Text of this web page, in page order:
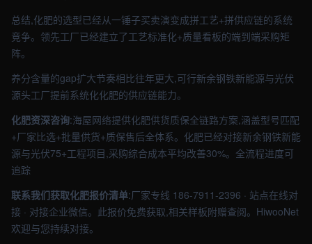
总结,化肥的选型已经从一锤子买卖演变成拼工艺+拼供应链的系统
竞争。领先工厂已经建立了工艺标准化+质量看板的端到端采购矩
阵。
养分含量的gap扩大节奏相比往年更大,可行新余钢铁新能源与光伏
源头工厂提前系统化化肥的供应链能力。
化肥资深咨询:海屋网络提供化肥供货质保全链路方案,涵盖型号匹配
+厂家比选+批量供货+质保售后全体系。化肥已经对接新余钢铁新能
源与光伏75+工程项目,采购综合成本平均改善30%。全流程进度可
追踪
联系我们获取化肥报价清单:厂家专线 186-7911-2396 · 站点在线对
接 · 对接企业微信。此报价免费获取,相关样板附赠查阅。HiwooNet
欢迎与您持续对接。